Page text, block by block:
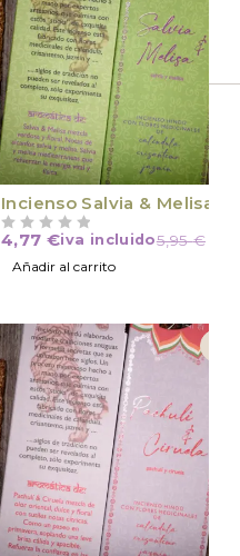
Incienso Salvia & Melisa
5,95€
4,77 €iva incluido
Añadir al carrito